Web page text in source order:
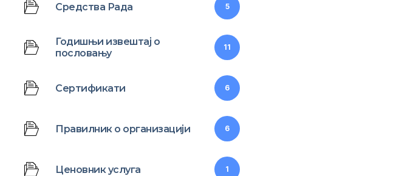
Средства Рада 5
Годишњи извештај о
пословању
11
Сертификати 6
Правилник о организацији 6
Ценовник услуга 1